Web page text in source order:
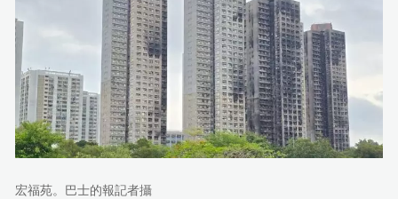
宏福苑。巴士的報記者攝